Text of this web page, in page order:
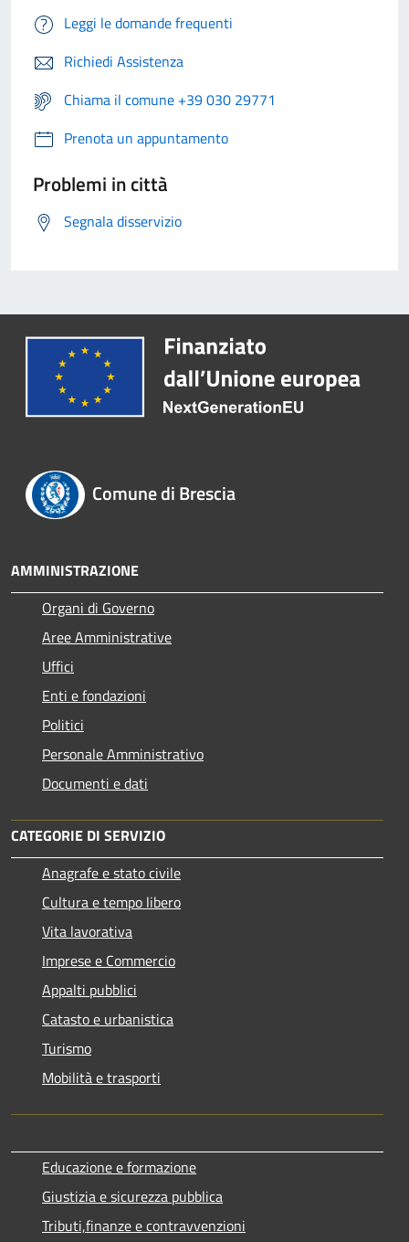
Leggi le domande frequenti
Richiedi Assistenza
Chiama il comune +39 030 29771
Prenota un appuntamento
Problemi in città
Segnala disservizio
Comune di Brescia
AMMINISTRAZIONE
Organi di Governo
Aree Amministrative
Uffici
Enti e fondazioni
Politici
Personale Amministrativo
Documenti e dati
CATEGORIE DI SERVIZIO
Anagrafe e stato civile
Cultura e tempo libero
Vita lavorativa
Imprese e Commercio
Appalti pubblici
Catasto e urbanistica
Turismo
Mobilità e trasporti
Educazione e formazione
Giustizia e sicurezza pubblica
Tributi,finanze e contravvenzioni